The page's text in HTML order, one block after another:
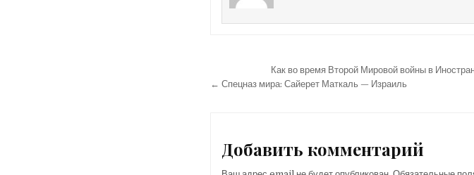
Навигация
по
Как во время Второй Мировой войны в
← Спецназ мира: Сайерет Маткаль — Израиль
Добавить комментарий